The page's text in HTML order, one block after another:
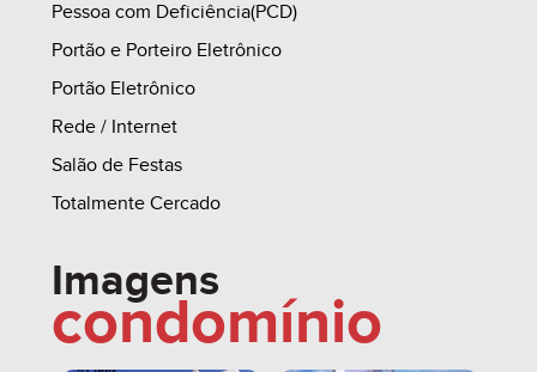
3.0 - PROPOSTA 03 (EXEMPLO):
ENTREGA)
Pessoa com Deficiência(PCD)
Portão e Porteiro Eletrônico
Portão Eletrônico
Rede / Internet
Salão de Festas
Totalmente Cercado
Imagens
condomínio